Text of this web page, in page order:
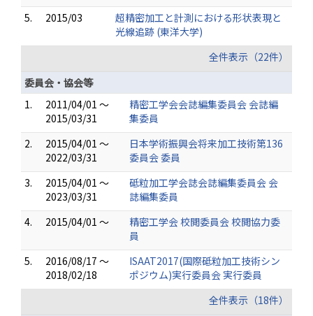
5.
2015/03
超精密加工と計測における形状表現と
光線追跡 (東洋大学)
全件表示（22件）
委員会・協会等
1.
2011/04/01 ～
2015/03/31
精密工学会会誌編集委員会 会誌編
集委員
2.
2015/04/01 ～
2022/03/31
日本学術振興会将来加工技術第136
委員会 委員
3.
2015/04/01 ～
2023/03/31
砥粒加工学会誌会誌編集委員会 会
誌編集委員
4.
2015/04/01 ～
精密工学会 校閲委員会 校閲協力委
員
5.
2016/08/17 ～
2018/02/18
ISAAT2017(国際砥粒加工技術シン
ポジウム)実行委員会 実行委員
全件表示（18件）